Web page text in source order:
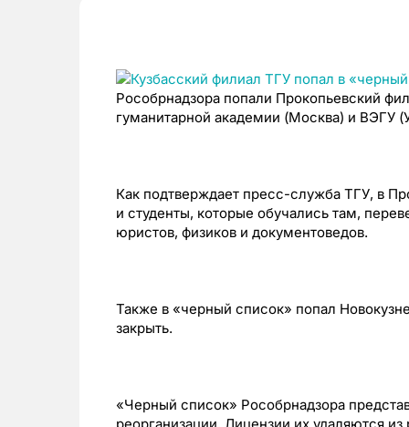
Рособрнадзора попали Прокопьевский
гуманитарной академии (Москва) и ВЭГУ
Как подтверждает пресс-служба ТГУ, в
и студенты, которые обучались там,
юристов, физиков и документоведов.
Также в «черный список» попал
закрыть.
«Черный список» Рособрнадзора